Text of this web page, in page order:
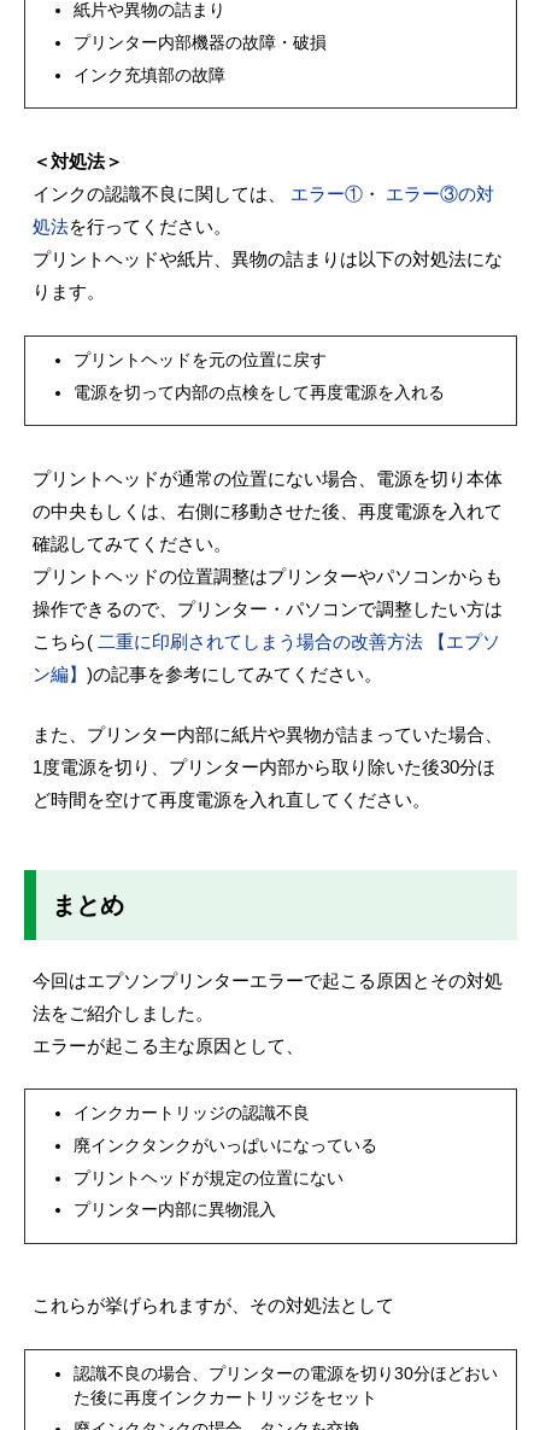
紙片や異物の詰まり
プリンター内部機器の故障・破損
インク充填部の故障
＜対処法＞
インクの認識不良に関しては、 エラー① ・ エラー③の対
処法を行ってください。
プリントヘッドや紙片、異物の詰まりは以下の対処法にな
ります。
プリントヘッドを元の位置に戻す
電源を切って内部の点検をして再度電源を入れる
プリントヘッドが通常の位置にない場合、電源を切り本体
の中央もしくは、右側に移動させた後、再度電源を入れて
確認してみてください。
プリントヘッドの位置調整はプリンターやパソコンからも
操作できるので、プリンター・パソコンで調整したい方は
こちら( 二重に印刷されてしまう場合の改善方法 【エプソ
ン編】 )の記事を参考にしてみてください。
また、プリンター内部に紙片や異物が詰まっていた場合、
1度電源を切り、プリンター内部から取り除いた後30分ほ
ど時間を空けて再度電源を入れ直してください。
まとめ
今回はエプソンプリンターエラーで起こる原因とその対処
法をご紹介しました。
エラーが起こる主な原因として、
インクカートリッジの認識不良
廃インクタンクがいっぱいになっている
プリントヘッドが規定の位置にない
プリンター内部に異物混入
これらが挙げられますが、その対処法として
認識不良の場合、プリンターの電源を切り30分ほどおい
た後に再度インクカートリッジをセット